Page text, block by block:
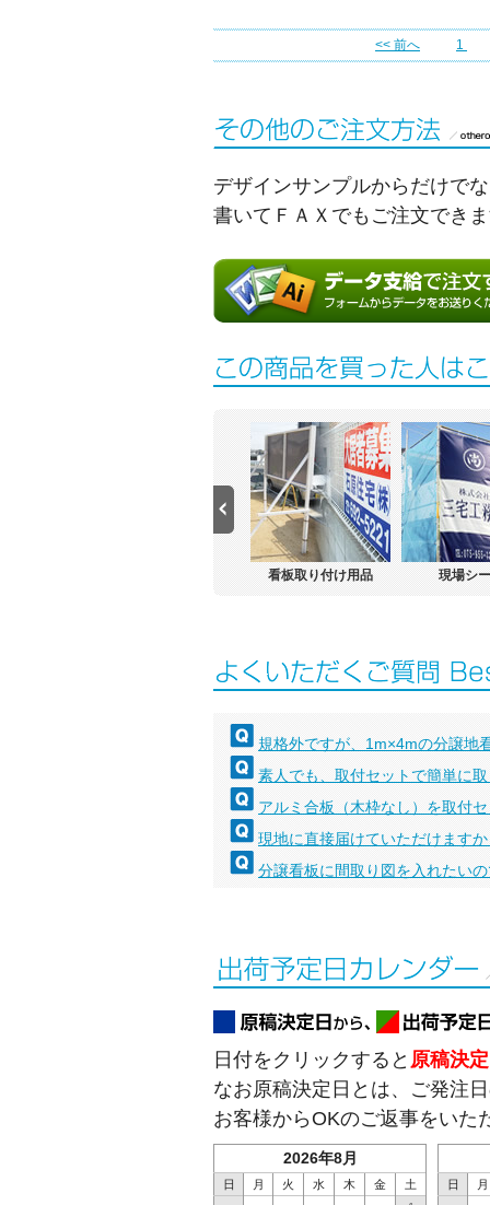
<< 前へ 1
デザインサンプルからだけで
書いてＦＡＸでもご注文でき
看板取り付け用品 現場シ
規格外ですが、1m×4mの分譲地
素人でも、取付セットで簡単に
アルミ合板（木枠なし）を取付
現地に直接届けていただけます
分譲看板に間取り図を入れたい
日付をクリックすると 原稿決
なお原稿決定日とは、ご発注
お客様からOKのご返事をいた
2026年8月
日 月 火 水 木 金
土
日 月